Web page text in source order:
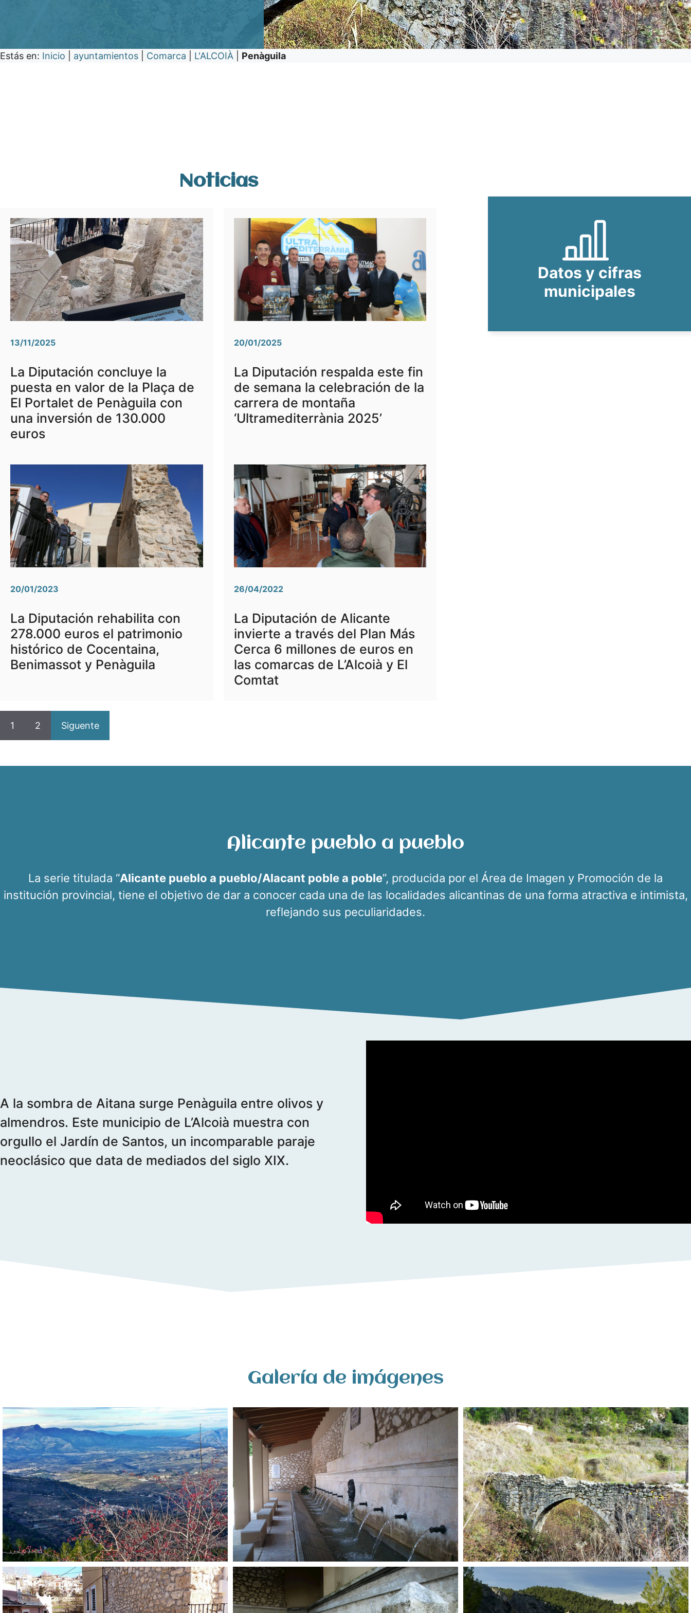
Estás en: Inicio ayuntamientos Comarca L'ALCOIÀ Penàguila
Noticias
13/11/2025
La Diputación concluye la
puesta en valor de la Plaça de
El Portalet de Penàguila con
una inversión de 130.000
euros
20/01/2025
La Diputación respalda este fin
de semana la celebración de la
carrera de montaña
‘Ultramediterrània 2025’
20/01/2023
La Diputación rehabilita con
278.000 euros el patrimonio
histórico de Cocentaina,
Benimassot y Penàguila
26/04/2022
La Diputación de Alicante
invierte a través del Plan Más
Cerca 6 millones de euros en
las comarcas de L’Alcoià y El
Comtat
1 2 Siguente
Datos y cifras
municipales
Alicante pueblo a pueblo
La serie titulada “Alicante pueblo a pueblo/Alacant poble a poble”, producida por el Área de Imagen y Promoción de la
institución provincial, tiene el objetivo de dar a conocer cada una de las localidades alicantinas de una forma atractiva e intimista,
reflejando sus peculiaridades.
A la sombra de Aitana surge Penàguila entre olivos y
almendros. Este municipio de L’Alcoià muestra con
orgullo el Jardín de Santos, un incomparable paraje
neoclásico que data de mediados del siglo XIX.
Galería de imágenes